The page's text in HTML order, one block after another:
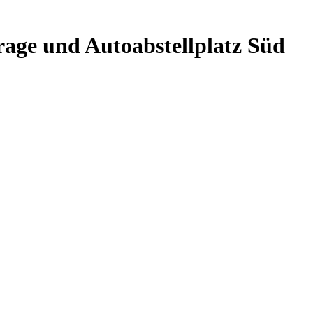
und Autoabstellplatz Süd